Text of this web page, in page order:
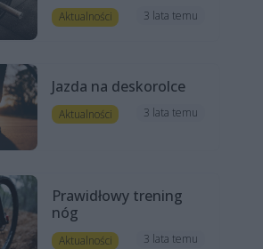
Aktualności 3 lata temu
Jazda na deskorolce
Aktualności 3 lata temu
Prawidłowy trening
nóg
Aktualności 3 lata temu